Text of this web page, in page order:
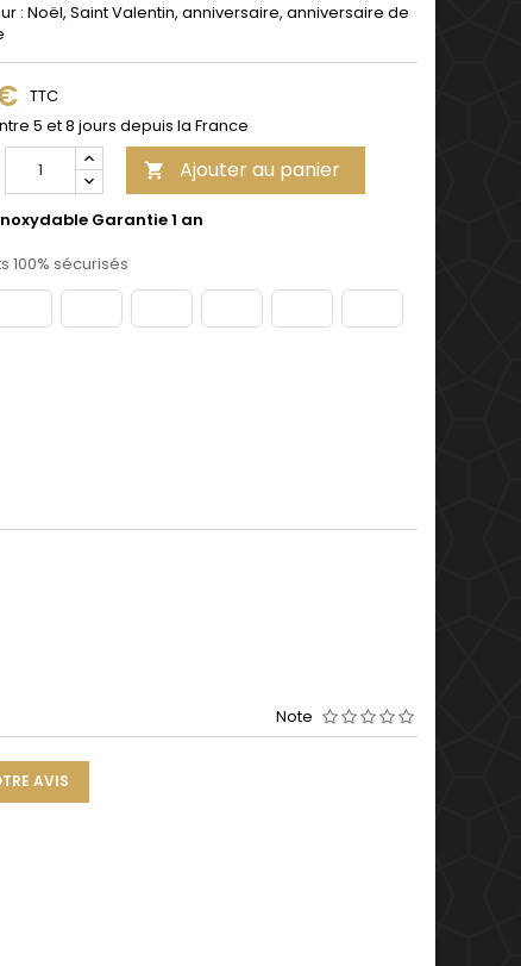
: Noël, Saint Valentin, anniversaire, anniversaire de
TTC
5 et 8 jours depuis la France
 Ajouter au panier
Garantie 1 an
100% sécurisés
Note
AVIS